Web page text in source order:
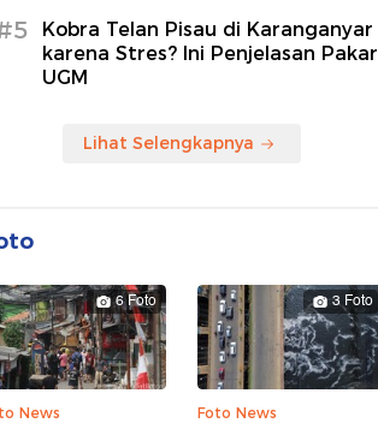
Kobra Telan Pisau di Karanganyar
karena Stres? Ini Penjelasan Pakar
UGM
Lihat Selengkapnya
6 Foto
News
3 Foto
Foto News